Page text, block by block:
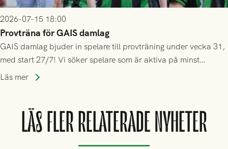
2026-07-15 18:00
Provträna för GAIS damlag
GAIS damlag bjuder in spelare till provträning under vecka 31,
med start 27/7! Vi söker spelare som är aktiva på minst
division 3-nivå.
Läs mer
LÄS FLER RELATERADE NYHETER